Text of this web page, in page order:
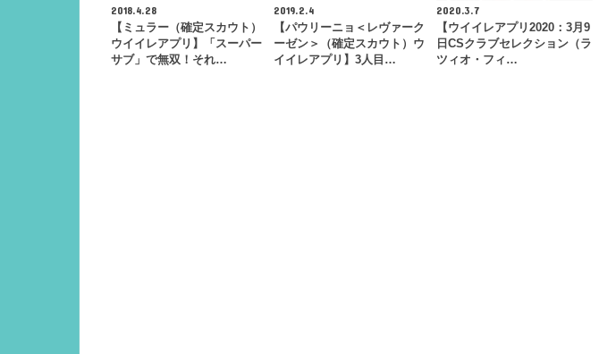
2018.4.28
【ミュラー（確定スカウト）
ウイイレアプリ】「スーパー
サブ」で無双！それ…
2019.2.4
【パウリーニョ＜レヴァーク
ーゼン＞（確定スカウト）ウ
イイレアプリ】3人目…
2020.3.7
【ウイイレアプリ2020：3月9
日CSクラブセレクション（ラ
ツィオ・フィ…